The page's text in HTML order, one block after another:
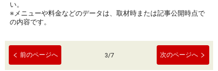
い。
※メニューや料金などのデータは、取材時または記事公開時点で
の内容です。
前のページへ 3/7 次のページへ